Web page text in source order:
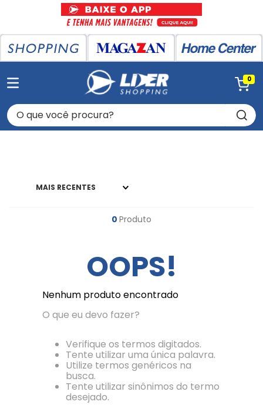
0
O que você procura?
MAIS RECENTES
0 Produto
OOPS!
Nenhum produto encontrado
O que eu devo fazer?
Verifique os termos digitados.
Tente utilizar uma única palavra.
Utilize termos genéricos na
busca.
Tente utilizar sinônimos do termo
desejado.